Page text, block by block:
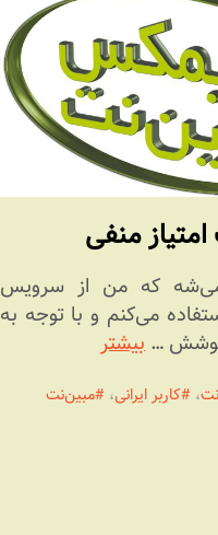
منفی
که من از سرویس
می‌کنم و با توجه به
پوشش …بیشتر
، کاربر ایرانی، مبین‌نت